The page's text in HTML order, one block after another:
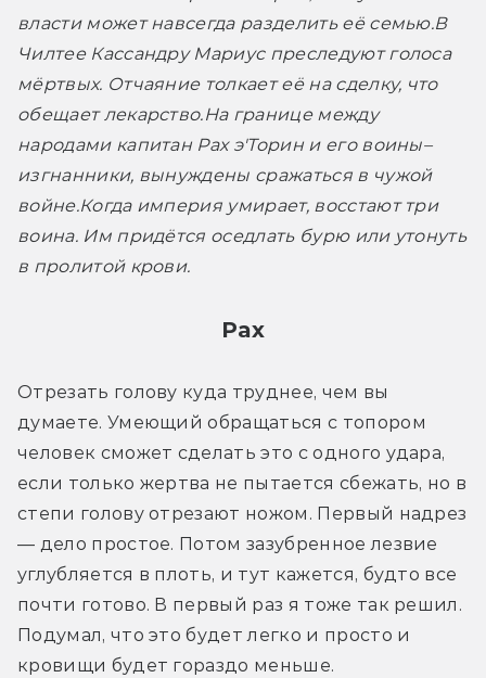
власти может навсегда разделить её семью.В
Чилтее Кассандру Мариус преследуют голоса
мёртвых. Отчаяние толкает её на сделку, что
обещает лекарство.На границе между
народами капитан Рах э'Торин и его воины–
изгнанники, вынуждены сражаться в чужой
войне.Когда империя умирает, восстают три
воина. Им придётся оседлать бурю или утонуть
в пролитой крови.
Рах
Отрезать голову куда труднее, чем вы
думаете. Умеющий обращаться с топором
человек сможет сделать это с одного удара,
если только жертва не пытается сбежать, но в
степи голову отрезают ножом. Первый надрез
— дело простое. Потом зазубренное лезвие
углубляется в плоть, и тут кажется, будто все
почти готово. В первый раз я тоже так решил.
Подумал, что это будет легко и просто и
кровищи будет гораздо меньше.